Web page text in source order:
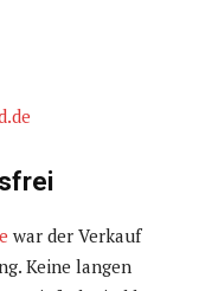
war der Verkauf
Keine langen